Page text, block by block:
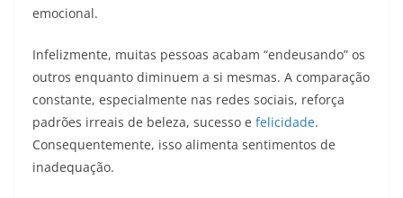
emocional.
Infelizmente, muitas pessoas acabam “endeusando” os
outros enquanto diminuem a si mesmas. A comparação
constante, especialmente nas redes sociais, reforça
padrões irreais de beleza, sucesso e felicidade.
Consequentemente, isso alimenta sentimentos de
inadequação.